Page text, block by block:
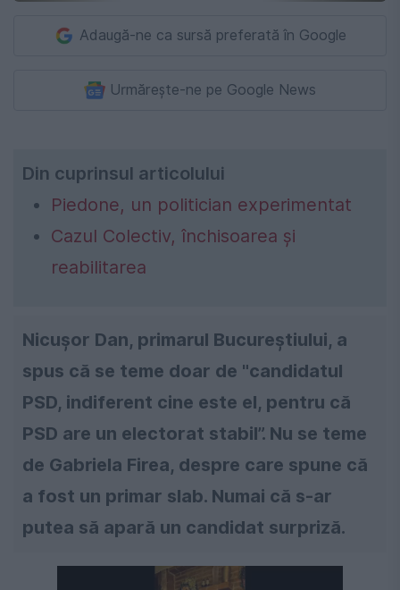
Adaugă-ne ca sursă preferată în Google
Urmărește-ne pe Google News
Din cuprinsul articolului
Piedone, un politician experimentat
Cazul Colectiv, închisoarea și
reabilitarea
Nicușor Dan, primarul Bucureștiului, a
spus că se teme doar de "candidatul
PSD, indiferent cine este el, pentru că
PSD are un electorat stabil”. Nu se teme
de Gabriela Firea, despre care spune că
a fost un primar slab. Numai că s-ar
putea să apară un candidat surpriză.